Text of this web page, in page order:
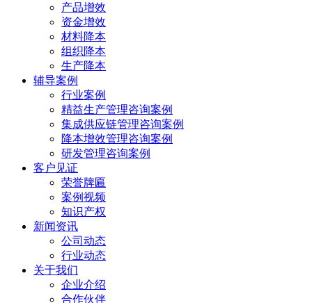
产品增效
资金增效
材料降本
组织降本
生产降本
辅导案例
行业案例
精益生产管理咨询案例
集成供应链管理咨询案例
降本增效管理咨询案例
研发管理咨询案例
客户见证
荣誉牌匾
案例视频
知识产权
新闻资讯
公司动态
行业动态
关于我们
企业介绍
合作伙伴